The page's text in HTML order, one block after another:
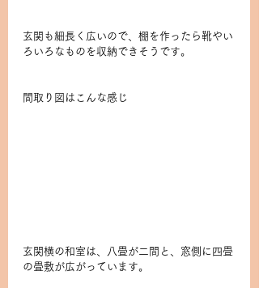
玄関も細長く広いので、棚を作ったら靴やい
ろいろなものを収納できそうです。
間取り図はこんな感じ
玄関横の和室は、八畳が二間と、窓側に四畳
の畳敷が広がっています。